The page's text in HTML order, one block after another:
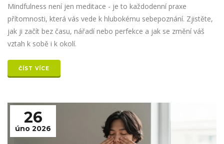
Mindfulness není jen meditace - je to každodenní praxe
přítomnosti, která vás vede k hlubokému sebepoznání. Zjistěte,
jak ji začít bez času, nářadí nebo perfekce a jak se změní váš
vztah k sobě i k okolí.
ČÍST VÍCE
26
úno 2026